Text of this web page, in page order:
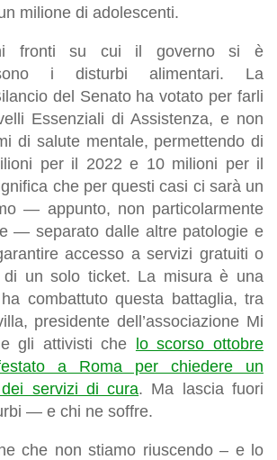
milione di adolescenti.
fronti su cui il governo si è
i disturbi alimentari. La
del Senato ha votato per farli
Essenziali di Assistenza, e non
di salute mentale, permettendo di
per il 2022 e 10 milioni per il
che per questi casi ci sarà un
— appunto, non particolarmente
— separato dalle altre patologie e
accesso a servizi gratuiti o
di un solo ticket. La misura è una
combattuto questa battaglia, tra
presidente dell’associazione Mi
gli attivisti che lo scorso ottobre
a Roma per chiedere un
dei servizi di cura. Ma lascia fuori
— e chi ne soffre.
che non stiamo riuscendo – e lo